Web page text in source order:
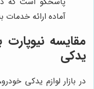
آماده ارائه
مقایسهنیوپارت
یدکی
در بازار لوازم یدکی